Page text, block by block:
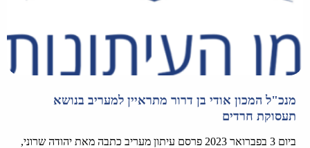
מנכ"ל המכון אודי בן דרור מתראיין למעריב בנושא
תעסוקת חרדים
ביום 3 בפברואר 2023 פרסם עיתון מעריב כתבה מאת יהודה שרוני,